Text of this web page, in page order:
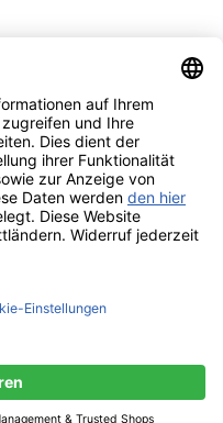
AGB
zzgl.Versandkosten
nicht anders angegeben.